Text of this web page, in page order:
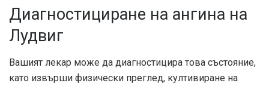
Диагностициране на ангина на
Лудвиг
Вашият лекар може да диагностицира това състояние,
като извърши физически преглед, култивиране на